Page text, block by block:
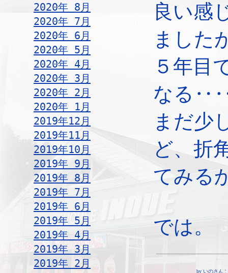
2020年 8月
2020年 7月
2020年 6月
2020年 5月
2020年 4月
2020年 3月
2020年 2月
2020年 1月
2019年12月
2019年11月
2019年10月
2019年 9月
2019年 8月
2019年 7月
2019年 6月
2019年 5月
2019年 4月
2019年 3月
2019年 2月
良い感
ました
５年目
なる
まだ少
ど、折
てみる
では。
by いのさん ¦